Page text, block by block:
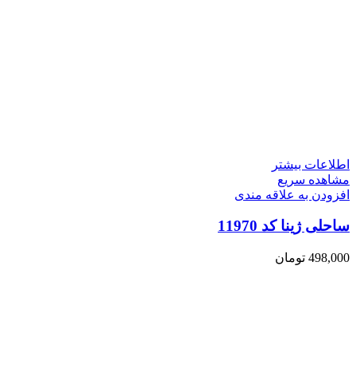
اطلاعات بیشتر
مشاهده سریع
افزودن به علاقه مندی
ساحلی ژینا کد 11970
498,000 تومان